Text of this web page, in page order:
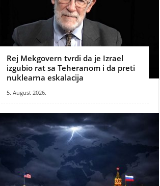
Rej Mekgovern tvrdi da je Izrael
izgubio rat sa Teheranom i da preti
nuklearna eskalacija
5. August 2026.